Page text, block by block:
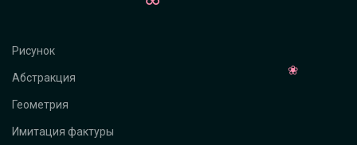
Рисунок
Абстракция
Геометрия
Имитация фактуры